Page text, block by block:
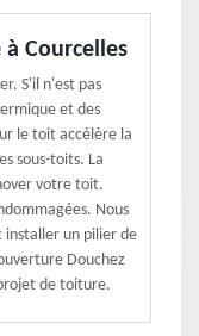
Courcelles
S'il n'est pas
et des
le toit accélère la
sous-toits. La
votre toit.
Nous
installer un pilier de
Douchez
de toiture.